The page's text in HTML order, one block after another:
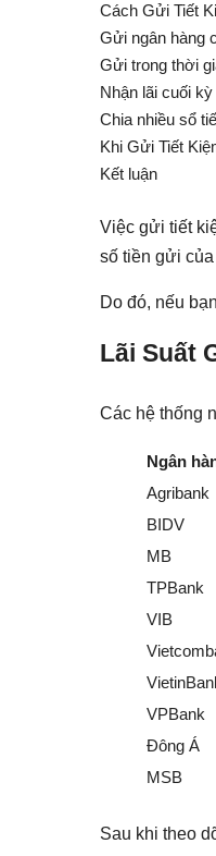
Cách Gửi Tiết
Gửi ngân hàng
Gửi trong thời
Nhận lãi cuối kỳ
Chia nhiều sổ
Khi Gửi Tiết
Kết luận
Việc gửi tiết
số tiền gửi
Do đó, nếu
Lãi Suất
Các hệ thống
Ngân
Agribank
BIDV
MB
TPBank
VIB
VPBank
Đông Á
MSB
Sau khi theo